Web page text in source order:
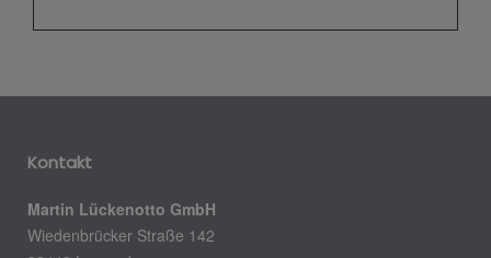
Kontakt
Martin Lückenotto GmbH
Wiedenbrücker Straße 142